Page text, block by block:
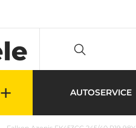
+ AUTOSERVICE